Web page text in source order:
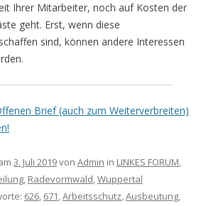
Ihrer Mitarbeiter, noch auf Kosten der
geht. Erst, wenn diese
sind, können andere Interessen
Brief (auch zum Weiterverbreiten)
3. Juli 2019von Admin in LINKES FORUM,
, Radevormwald,Wuppertal
626, 671,Arbeitsschutz,Ausbeutung,